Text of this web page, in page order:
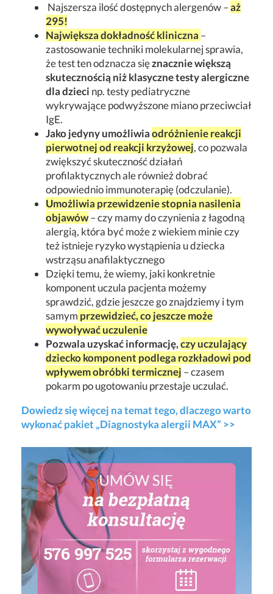
Najszersza ilość dostępnych alergenów –aż
295!
Największa dokładność kliniczna –
zastosowanie techniki molekularnej sprawia,
że test ten odznacza sięznacznie większą
skutecznością niż klasyczne testy alergiczne
dla dzieci np. testy pediatryczne
wykrywające podwyższone miano przeciwciał
IgE.
Jako jedyny umożliwiaodróżnienie reakcji
pierwotnej od reakcji krzyżowej, co pozwala
zwiększyć skuteczność działań
profilaktycznych ale również dobrać
odpowiednio immunoterapię (odczulanie).
Umożliwia przewidzenie stopnia nasilenia
objawów– czy mamy do czynienia z łagodną
alergią, która być może z wiekiem minie czy
też istnieje ryzyko wystąpienia u dziecka
wstrząsu anafilaktycznego
Dzięki temu, że wiemy, jaki konkretnie
komponent uczula pacjenta możemy
sprawdzić, gdzie jeszcze go znajdziemy i tym
samym przewidzieć, co jeszcze może
wywoływać uczulenie
Pozwala uzyskać informację,czy uczulający
dziecko komponent podlega rozkładowi pod
wpływem obróbki termicznej – czasem
pokarm po ugotowaniu przestaje uczulać.
Dowiedz się więcej na temat tego, dlaczego warto
wykonać pakiet „Diagnostyka alergii MAX” >>